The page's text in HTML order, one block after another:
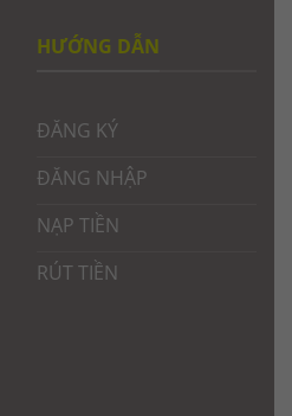
HƯỚNG DẪN
ĐĂNG KÝ
ĐĂNG NHẬP
NẠP TIỀN
RÚT TIỀN